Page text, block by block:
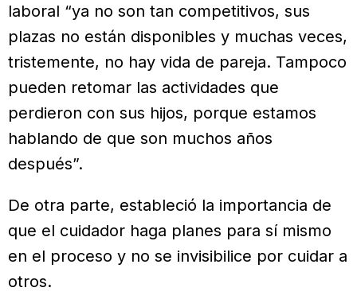
laboral “ya no son tan competitivos, sus
plazas no están disponibles y muchas veces,
tristemente, no hay vida de pareja. Tampoco
pueden retomar las actividades que
perdieron con sus hijos, porque estamos
hablando de que son muchos años
después”.
De otra parte, estableció la importancia de
que el cuidador haga planes para sí mismo
en el proceso y no se invisibilice por cuidar a
otros.